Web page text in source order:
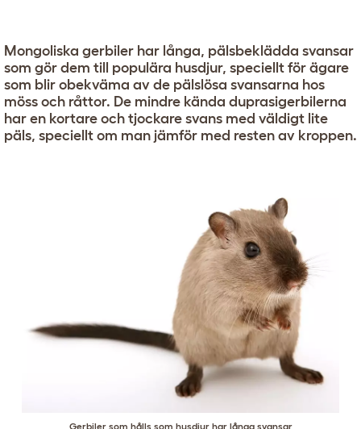
Mongoliska gerbiler har långa, pälsbeklädda svansar
som gör dem till populära husdjur, speciellt för ägare
som blir obekväma av de pälslösa svansarna hos
möss och råttor. De mindre kända duprasigerbilerna
har en kortare och tjockare svans med väldigt lite
päls, speciellt om man jämför med resten av kroppen.
Gerbiler som hålls som husdjur har långa svansar